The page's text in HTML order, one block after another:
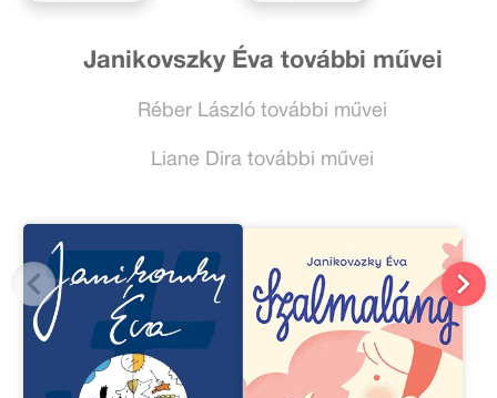
Janikovszky Éva további művei
Réber László további művei
Liane Dira további művei